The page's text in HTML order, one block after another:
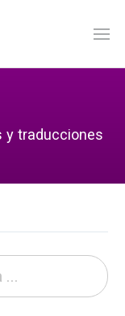
y traducciones